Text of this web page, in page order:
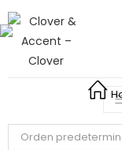
Orden